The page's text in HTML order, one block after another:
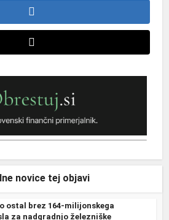
novice tej objavi
ostal brez 164-milijonskega
za nadgradnjo železniške